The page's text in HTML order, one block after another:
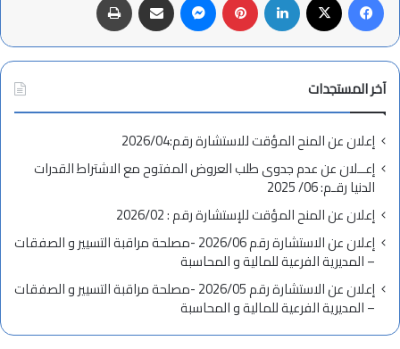
آخر المستجدات
إعلان عن المنح المؤقت للاستشارة رقم:2026/04
إعــلان عن عدم جدوى طلب العروض المفتوح مع الاشتراط القدرات
الدنيا رقـم: 06/ 2025
إعلان عن المنح المؤقت للإستشارة رقم : 2026/02
إعلان عن الاستشارة رقم 2026/06 -مصلحة مراقبة التسيير و الصفقات
– المديرية الفرعية للمالية و المحاسبة
إعلان عن الاستشارة رقم 2026/05 -مصلحة مراقبة التسيير و الصفقات
– المديرية الفرعية للمالية و المحاسبة